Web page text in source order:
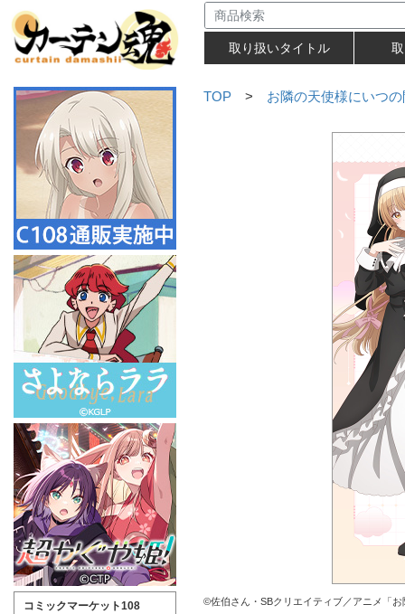
取り扱いタイトル
TOP > お隣の天使様にいつ
©佐伯さん・SBクリエイティブ／アニメ「
コミックマーケット108